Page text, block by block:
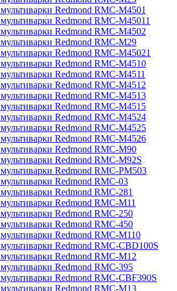
Redmond RMC-M4501
Redmond RMC-M45011
Redmond RMC-M4502
Redmond RMC-M29
Redmond RMC-M45021
Redmond RMC-M4510
Redmond RMC-M4511
Redmond RMC-M4512
Redmond RMC-M4513
Redmond RMC-M4515
Redmond RMC-M4524
Redmond RMC-M4525
Redmond RMC-M4526
Redmond RMC-M90
Redmond RMC-M92S
Redmond RMC-PM503
Redmond RMC-03
Redmond RMC-281
Redmond RMC-M11
Redmond RMC-250
Redmond RMC-450
Redmond RMC-M110
Redmond RMC-CBD100S
Redmond RMC-M12
Redmond RMC-395
Redmond RMC-CBF390S
Redmond RMC-M13